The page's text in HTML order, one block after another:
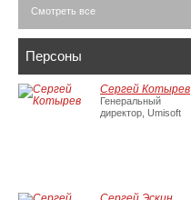
Смотреть все
Персоны
Сергей Котырев
Генеральный
директор, Umisoft